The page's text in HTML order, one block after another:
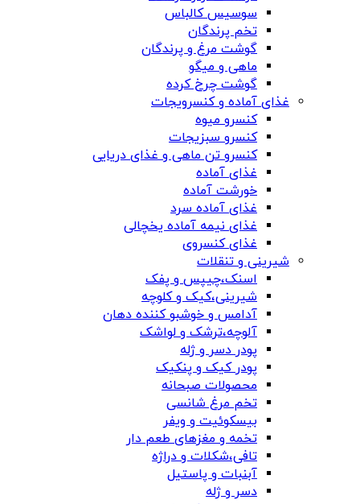
سوسیس کالباس
تخم پرندگان
گوشت مرغ و پرندگان
ماهی و میگو
گوشت چرخ کرده
غذای آماده و کنسرویجات
کنسرو میوه
کنسرو سبزیجات
کنسرو تن ماهی و غذای دریایی
غذای آماده
خورشت آماده
غذای آماده سرد
غذای نیمه آماده یخچالی
غذای کنسروی
شیرینی و تنقلات
اسنک،چیپس و پفک
شیرینی،کیک و کلوچه
آدامس و خوشبو کننده دهان
آلوچه،ترشک و لواشک
پودر دسر و ژله
پودر کیک و پنکیک
محصولات صبحانه
تخم مرغ شانسی
بیسکوئیت و ویفر
تخمه و مغزهای طعم دار
تافی،شکلات و دراژه
آبنبات و پاستیل
دسر و ژله